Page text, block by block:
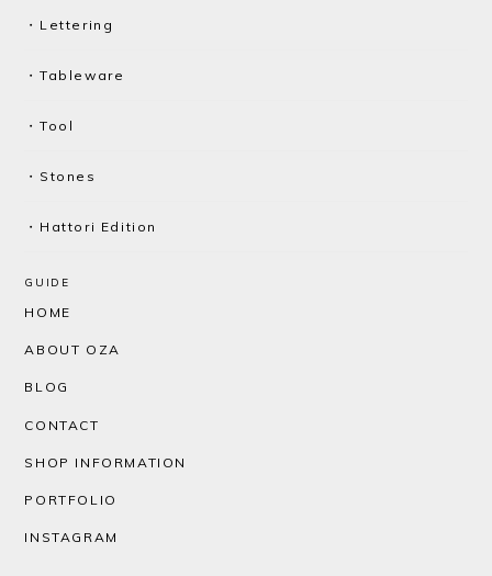
・Lettering
・Tableware
・Tool
・Stones
・Hattori Edition
GUIDE
HOME
ABOUT OZA
BLOG
CONTACT
SHOP INFORMATION
PORTFOLIO
INSTAGRAM